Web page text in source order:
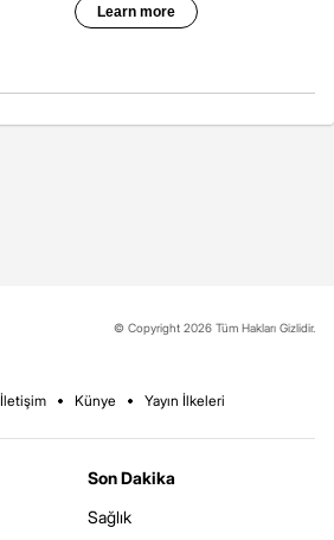
© Copyright 2026 Tüm Hakları Gizlidir.
İletişim Künye Yayın İlkeleri
Son Dakika
Sağlık